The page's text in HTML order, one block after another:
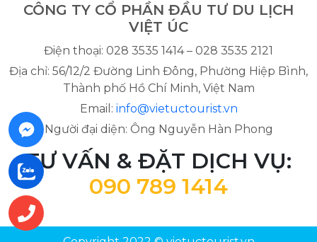
CÔNG TY CỔ PHẦN ĐẦU TƯ DU LỊCH
VIỆT ÚC
Điện thoại: 028 3535 1414 – 028 3535 2121
Địa chỉ: 56/12/2 Đường Linh Đông, Phường Hiệp Bình,
Thành phố Hồ Chí Minh, Việt Nam
Email: info@vietuctourist.vn
Người đại diện: Ông Nguyễn Hàn Phong
TƯ VẤN & ĐẶT DỊCH VỤ:
090 789 1414